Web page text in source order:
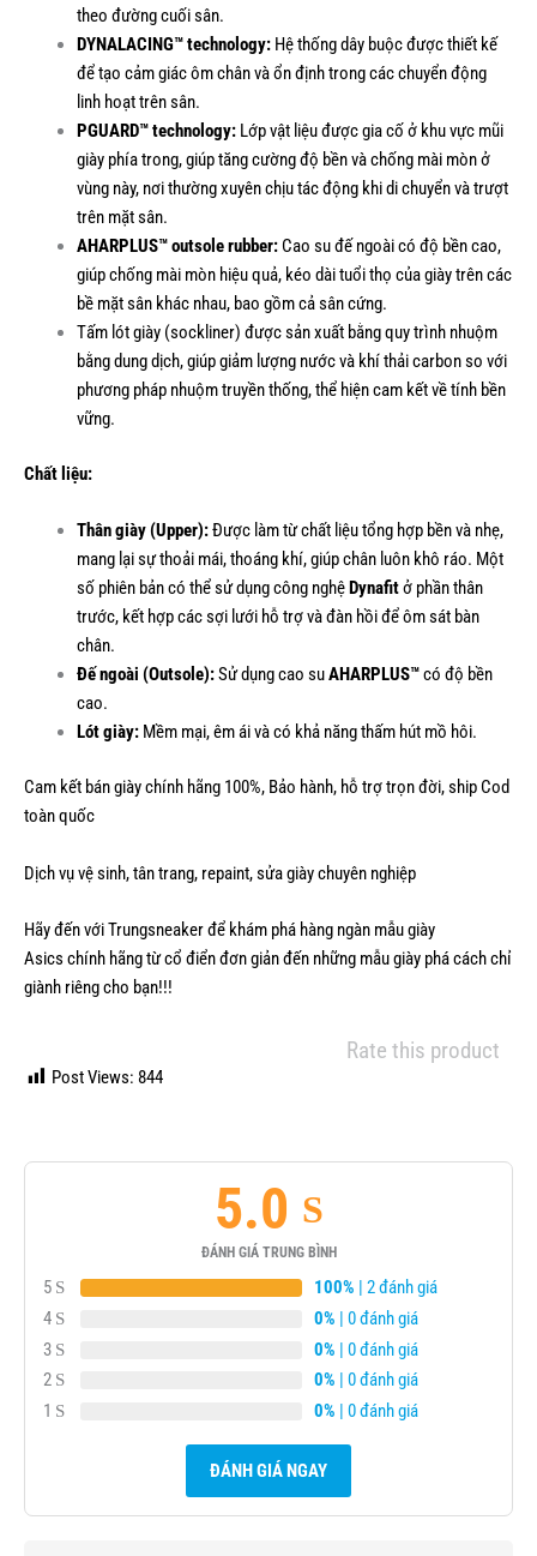
theo đường cuối sân.
DYNALACING™ technology:Hệ thống dây buộc được thiết kế
để tạo cảm giác ôm chân và ổn định trong các chuyển động
linh hoạt trên sân.
PGUARD™ technology:Lớp vật liệu được gia cố ở khu vực mũi
giày phía trong, giúp tăng cường độ bền và chống mài mòn ở
vùng này, nơi thường xuyên chịu tác động khi di chuyển và trượt
trên mặt sân.
AHARPLUS™ outsole rubber:Cao su đế ngoài có độ bền cao,
giúp chống mài mòn hiệu quả, kéo dài tuổi thọ của giày trên các
bề mặt sân khác nhau, bao gồm cả sân cứng.
Tấm lót giày (sockliner) được sản xuất bằng quy trình nhuộm
bằng dung dịch, giúp giảm lượng nước và khí thải carbon so với
phương pháp nhuộm truyền thống, thể hiện cam kết về tính bền
vững.
Chất liệu:
Thân giày (Upper):Được làm từ chất liệu tổng hợp bền và nhẹ,
mang lại sự thoải mái, thoáng khí, giúp chân luôn khô ráo. Một
số phiên bản có thể sử dụng công nghệ Dynafitở phần thân
trước, kết hợp các sợi lưới hỗ trợ và đàn hồi để ôm sát bàn
chân.
Đế ngoài (Outsole):Sử dụng cao suAHARPLUS™có độ bền
cao.
Lót giày:Mềm mại, êm ái và có khả năng thấm hút mồ hôi.
Cam kết bán giày chính hãng 100%, Bảo hành, hỗ trợ trọn đời, ship Cod
toàn quốc
Dịch vụ vệ sinh, tân trang, repaint, sửa giày chuyên nghiệp
Hãy đến với Trungsneaker để khám phá hàng ngàn mẫugiày
Asics chính hãng từ cổ điển đơn giản đến những mẫu giày phá cách chỉ
giành riêng cho bạn!!!
Rate this product
Post Views: 844
5.0
ĐÁNH GIÁ TRUNG BÌNH
5 100% | 2 đánh giá
4
0% | 0 đánh giá
3
0% | 0 đánh giá
2
0% | 0 đánh giá
1
0% | 0 đánh giá
ĐÁNH GIÁ NGAY